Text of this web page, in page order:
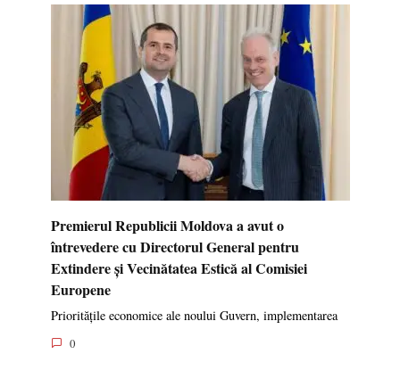
Premierul Republicii Moldova a avut o
întrevedere cu Directorul General pentru
Extindere și Vecinătatea Estică al Comisiei
Europene
Prioritățile economice ale noului Guvern, implementarea
0